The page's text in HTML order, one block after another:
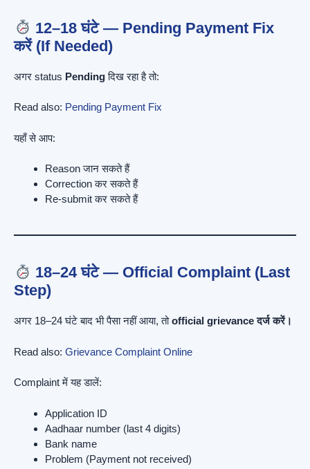
12–18 घंटे — Pending Payment Fix
करें (If Needed)
अगर status Pendingदिख रहा है तो:
Read also: Pending Payment Fix
यहाँ से आप:
Reason जान सकते हैं
Correction कर सकते हैं
Re-submit कर सकते हैं
18–24 घंटे — Official Complaint (Last
Step)
अगर 18–24 घंटे बाद भी पैसा नहीं आया, तोofficial grievance दर्ज करें।
Read also: Grievance Complaint Online
Complaint में यह डालें:
Application ID
Aadhaar number (last 4 digits)
Bank name
Problem (Payment not received)